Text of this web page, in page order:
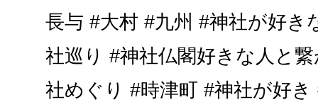
長与 #大村 #九州 #神社が好き
社巡り #神社仏閣好きな人と
社めぐり #時津町 #神社が好